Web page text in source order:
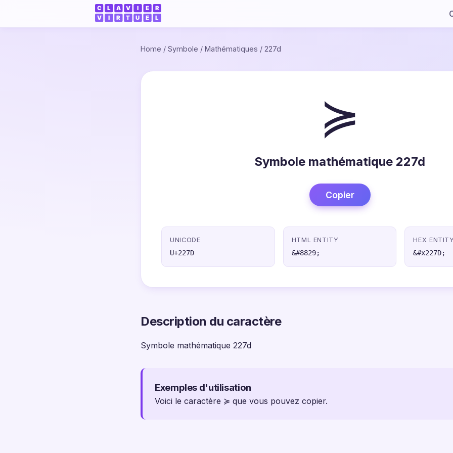
Home / Symbole / Mathématiques / 227d
≽
Symbole mathématique 227d
Copier
UNICODE
U+227D
HTML ENTITY
&#8829;
HEX
&#x227D;
Description du caractère
Symbole mathématique 227d
Exemples d'utilisation
Voici le caractère ≽ que vous pouvez copier.